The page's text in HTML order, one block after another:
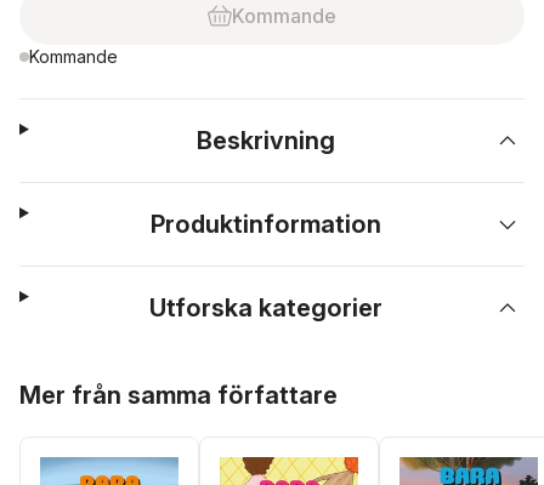
Kommande
Kommande
Beskrivning
Produktinformation
Utforska kategorier
Mer från samma författare